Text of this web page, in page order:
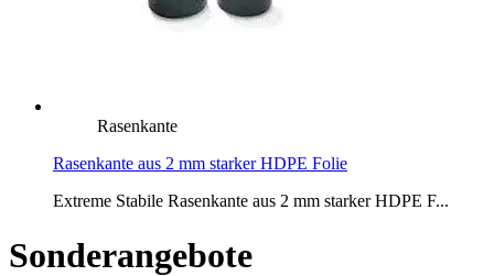
Rasenkante
Rasenkante aus 2 mm starker HDPE Folie
Extreme Stabile Rasenkante aus 2 mm starker HDPE F...
Sonderangebote